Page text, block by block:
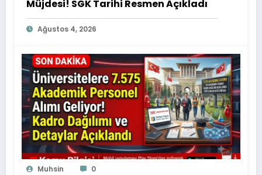
Müjdesi! SGK Tarihi Resmen Açıkladı
Ağustos 4, 2026
Muhsin 0